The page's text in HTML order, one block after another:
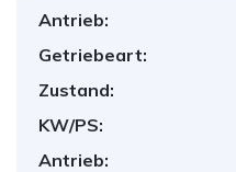
Antrieb:
Getriebeart:
Zustand:
KW/PS:
Antrieb: